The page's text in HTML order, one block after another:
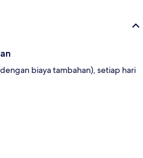
biaya tambahan), setiap hari